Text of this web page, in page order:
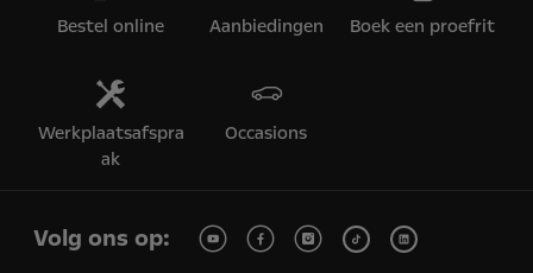
Bestel online Aanbiedingen Boek een proefrit
Werkplaatsafspra
ak
Occasions
Volg ons op: